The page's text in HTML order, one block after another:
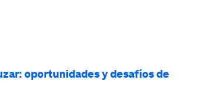
oportunidades y desafíos de